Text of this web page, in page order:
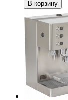
В корзину